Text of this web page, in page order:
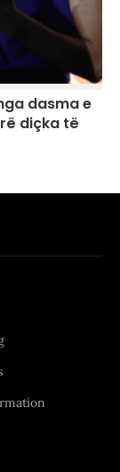
dasma e
diçka të